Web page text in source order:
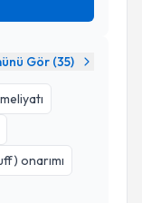
Gör (35)
onarımı